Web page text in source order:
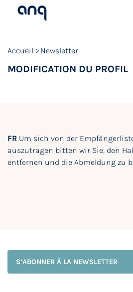
Accueil Newsletter
MODIFICATION DU PROFIL
FR Um sich von der
auszutragen bitten wir Sie, den
entfernen und die Abmeldung zu
S’ABONNER À LA NEWSLETTER